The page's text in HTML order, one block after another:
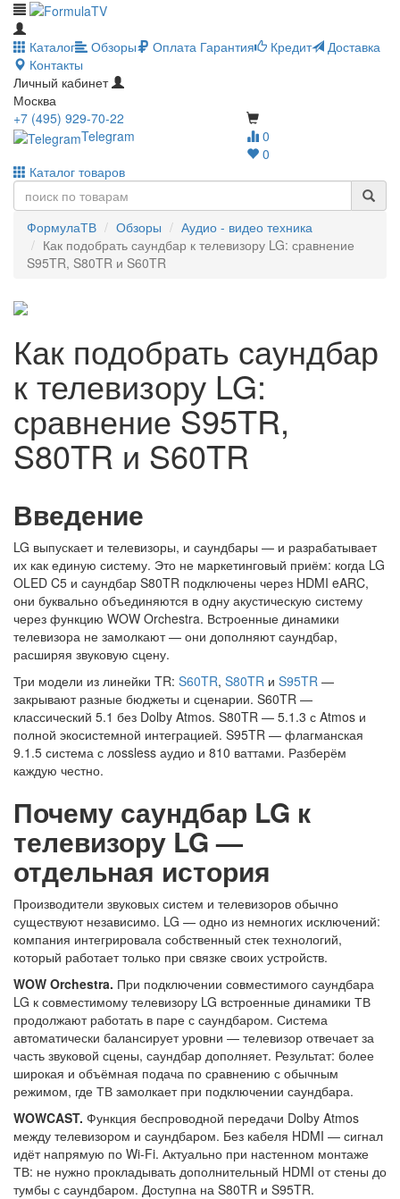
Каталог Обзоры Оплата Гарантия Кредит
Доставка
Контакты
Личный кабинет
Москва
0
0
+7 (495) 929-70-22
Telegram
Каталог товаров
ФормулаТВ Обзоры
Аудио - видео техника
Как подобрать саундбар к телевизору LG: сравнение
S95TR, S80TR и S60TR
Как подобрать саундбар
к телевизору LG:
сравнение S95TR,
S80TR и S60TR
Введение
LG выпускает и телевизоры, и саундбары — и разрабатывает
их как единую систему. Это не маркетинговый приём: когда LG
OLED C5 и саундбар S80TR подключены через HDMI eARC,
они буквально объединяются в одну акустическую систему
через функцию WOW Orchestra. Встроенные динамики
телевизора не замолкают — они дополняют саундбар,
расширяя звуковую сцену.
Три модели из линейки TR: S60TR, S80TR и S95TR —
закрывают разные бюджеты и сценарии. S60TR —
классический 5.1 без Dolby Atmos. S80TR — 5.1.3 с Atmos и
полной экосистемной интеграцией. S95TR — флагманская
9.1.5 система с лossless аудио и 810 ваттами. Разберём
каждую честно.
Почему саундбар LG к
телевизору LG —
отдельная история
Производители звуковых систем и телевизоров обычно
существуют независимо. LG — одно из немногих исключений:
компания интегрировала собственный стек технологий,
который работает только при связке своих устройств.
WOW Orchestra. При подключении совместимого саундбара
LG к совместимому телевизору LG встроенные динамики ТВ
продолжают работать в паре с саундбаром. Система
автоматически балансирует уровни — телевизор отвечает за
часть звуковой сцены, саундбар дополняет. Результат: более
широкая и объёмная подача по сравнению с обычным
режимом, где ТВ замолкает при подключении саундбара.
WOWCAST. Функция беспроводной передачи Dolby Atmos
между телевизором и саундбаром. Без кабеля HDMI — сигнал
идёт напрямую по Wi-Fi. Актуально при настенном монтаже
ТВ: не нужно прокладывать дополнительный HDMI от стены до
тумбы с саундбаром. Доступна на S80TR и S95TR.